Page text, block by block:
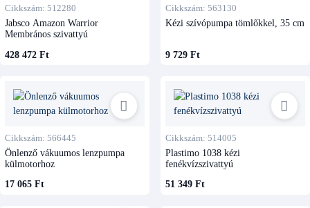
Cikkszám: 512280
Jabsco Amazon Warrior
Membrános szivattyú
428 472 Ft
Cikkszám: 563130
Kézi szívópumpa tömlőkkel, 35 cm
9 729 Ft
Cikkszám: 566445
Önlenző vákuumos lenzpumpa
külmotorhoz
17 065 Ft
Cikkszám: 514005
Plastimo 1038 kézi
fenékvízszivattyú
51 349 Ft